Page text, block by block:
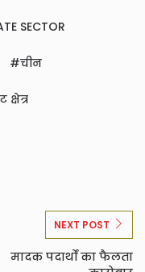
SECTOR
चीन
NEXT POST
मादक पदार्थों का फैलता